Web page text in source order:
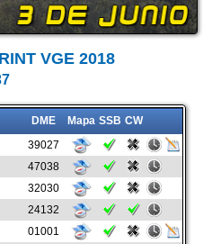
VGE 2018
DME Mapa SSB CW
39027
47038
32030
24132
01001